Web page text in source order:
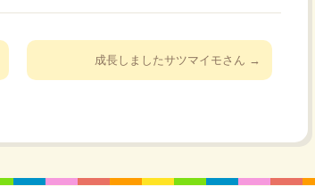
成長しましたサツマイモさん →